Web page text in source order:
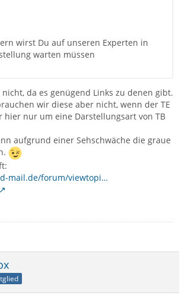
wirst Du auf unseren Experten in
warten müssen
da es genügend Links zu denen gibt.
wir diese aber nicht, wenn der TE
hier nur um eine Darstellungsart von TB
aufgrund einer Sehschwäche die graue
mail.de/forum/viewtopi…